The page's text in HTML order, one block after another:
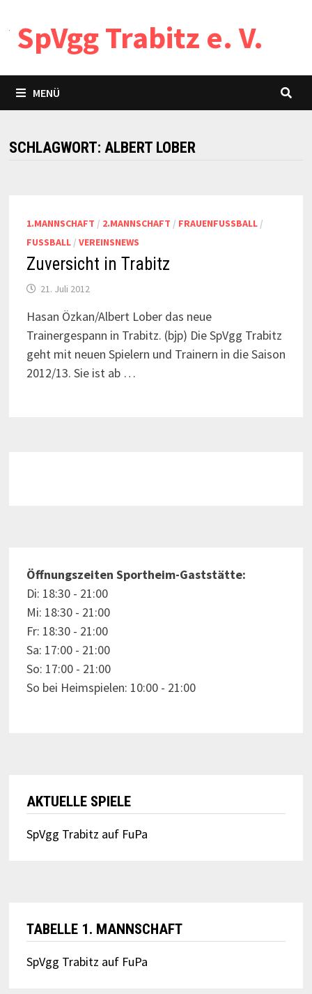
Inhalt
springen
SpVgg Trabitz e. V.
MENÜ
SCHLAGWORT: ALBERT LOBER
1.MANNSCHAFT / 2.MANNSCHAFT / FRAUENFUSSBALL /
FUSSBALL / VEREINSNEWS
Zuversicht in Trabitz
21. Juli 2012
Hasan Özkan/Albert Lober das neue
Trainergespann in Trabitz. (bjp) Die SpVgg Trabitz
geht mit neuen Spielern und Trainern in die Saison
2012/13. Sie ist ab …
Öffnungszeiten Sportheim-Gaststätte:
Di: 18:30 - 21:00
Mi: 18:30 - 21:00
Fr: 18:30 - 21:00
Sa: 17:00 - 21:00
So: 17:00 - 21:00
So bei Heimspielen: 10:00 - 21:00
AKTUELLE SPIELE
SpVgg Trabitz auf FuPa
TABELLE 1. MANNSCHAFT
SpVgg Trabitz auf FuPa